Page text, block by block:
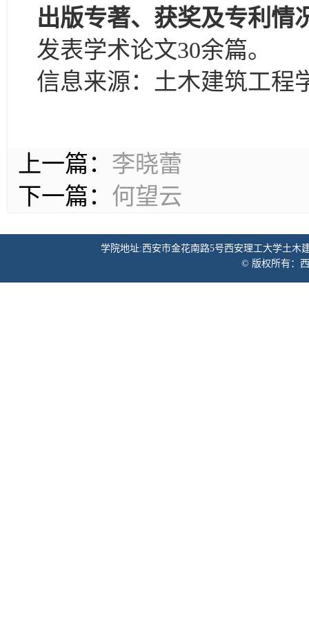
出版专著、获奖及专利情
发表学术论文30余篇。
信息来源：土木建筑工程
上一篇： 李晓蕾
下一篇： 何望云
学院地址:西安市金花南路5号西安理工大学土木
© 版权所有：